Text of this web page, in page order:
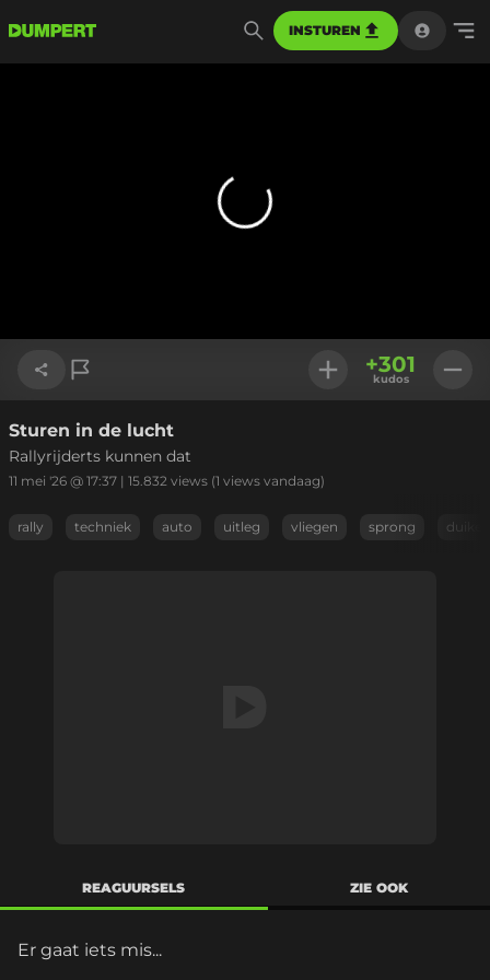
INSTUREN
Link kopiëren
+301
kudos
Sturen in de lucht
Rallyrijderts kunnen dat
11 mei '26 @ 17:37 | 15.832 views (1 views vandaag)
rally techniek auto uitleg vliegen sprong duiken
REAGUURSELS ZIE OOK
Er gaat iets mis...